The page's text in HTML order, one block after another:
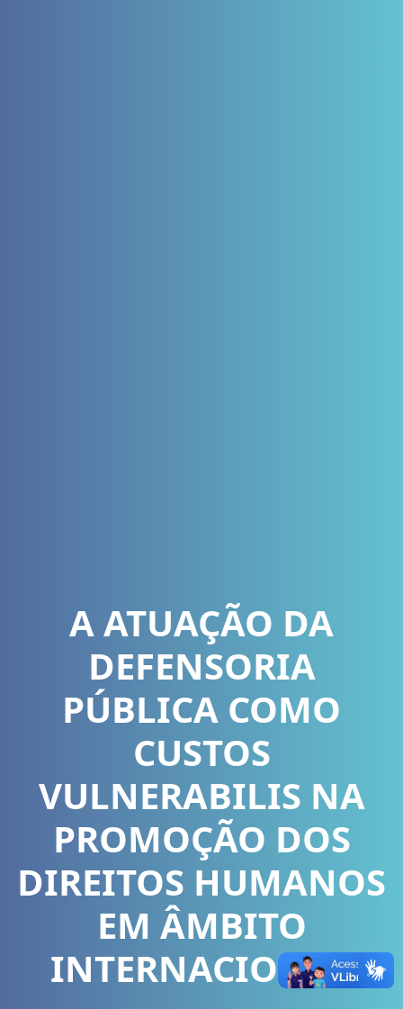
A ATUAÇÃO DA
DEFENSORIA
PÚBLICA COMO
CUSTOS
VULNERABILIS NA
PROMOÇÃO DOS
DIREITOS HUMANOS
EM ÂMBITO
INTERNACIONAL